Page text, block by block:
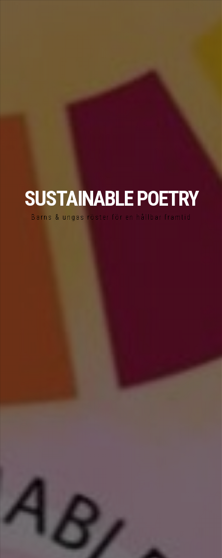
SUSTAINABLE POETRY
Barns & ungas röster för en hållbar framtid